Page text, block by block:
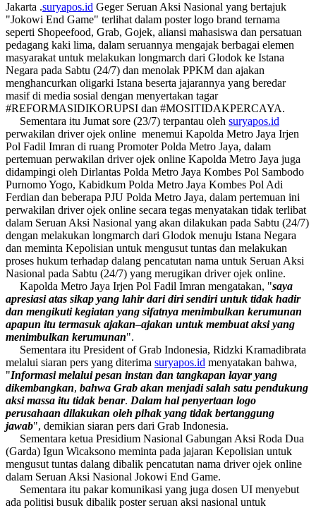
Jakarta .suryapos.id Geger Seruan Aksi Nasional yang bertajuk
"Jokowi End Game" terlihat dalam poster logo brand ternama
seperti Shopeefood, Grab, Gojek, aliansi mahasiswa dan persatuan
pedagang kaki lima, dalam seruannya mengajak berbagai elemen
masyarakat untuk melakukan longmarch dari Glodok ke Istana
Negara pada Sabtu (24/7) dan menolak PPKM dan ajakan
menghancurkan oligarki Istana beserta jajarannya yang beredar
masif di media sosial dengan menyertakan tagar
#REFORMASIDIKORUPSI dan #MOSITIDAKPERCAYA.
Sementara itu Jumat sore (23/7) terpantau oleh suryapos.id
perwakilan driver ojek online menemui Kapolda Metro Jaya Irjen
Pol Fadil Imran di ruang Promoter Polda Metro Jaya, dalam
pertemuan perwakilan driver ojek online Kapolda Metro Jaya juga
didampingi oleh Dirlantas Polda Metro Jaya Kombes Pol Sambodo
Purnomo Yogo, Kabidkum Polda Metro Jaya Kombes Pol Adi
Ferdian dan beberapa PJU Polda Metro Jaya, dalam pertemuan ini
perwakilan driver ojek online secara tegas menyatakan tidak terlibat
dalam Seruan Aksi Nasional yang akan dilakukan pada Sabtu (24/7)
dengan melakukan longmarch dari Glodok menuju Istana Negara
dan meminta Kepolisian untuk mengusut tuntas dan melakukan
proses hukum terhadap dalang pencatutan nama untuk Seruan Aksi
Nasional pada Sabtu (24/7) yang merugikan driver ojek online.
Kapolda Metro Jaya Irjen Pol Fadil Imran mengatakan, "saya
apresiasi atas sikap yang lahir dari diri sendiri untuk tidak hadir
dan mengikuti kegiatan yang sifatnya menimbulkan kerumunan
apapun itu termasuk ajakan–ajakan untuk membuat aksi yang
menimbulkan kerumunan".
Sementara itu President of Grab Indonesia, Ridzki Kramadibrata
melalui siaran pers yang diterima suryapos.id menyatakan bahwa,
"Informasi melalui pesan instan dan tangkapan layar yang
dikembangkan, bahwa Grab akan menjadi salah satu pendukung
aksi massa itu tidak benar. Dalam hal penyertaan logo
perusahaan dilakukan oleh pihak yang tidak bertanggung
jawab", demikian siaran pers dari Grab Indonesia.
Sementara ketua Presidium Nasional Gabungan Aksi Roda Dua
(Garda) Igun Wicaksono meminta pada jajaran Kepolisian untuk
mengusut tuntas dalang dibalik pencatutan nama driver ojek online
dalam Seruan Aksi Nasional Jokowi End Game.
Sementara itu pakar komunikasi yang juga dosen UI menyebut
ada politisi busuk dibalik poster seruan aksi nasional untuk